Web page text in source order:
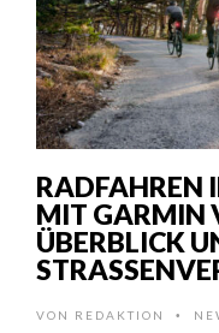
RADFAHREN
MIT GARMIN
ÜBERBLICK
VON REDAKTION •